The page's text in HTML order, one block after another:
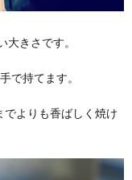
きさです。
で持てます。
でよりも香ばしく焼け